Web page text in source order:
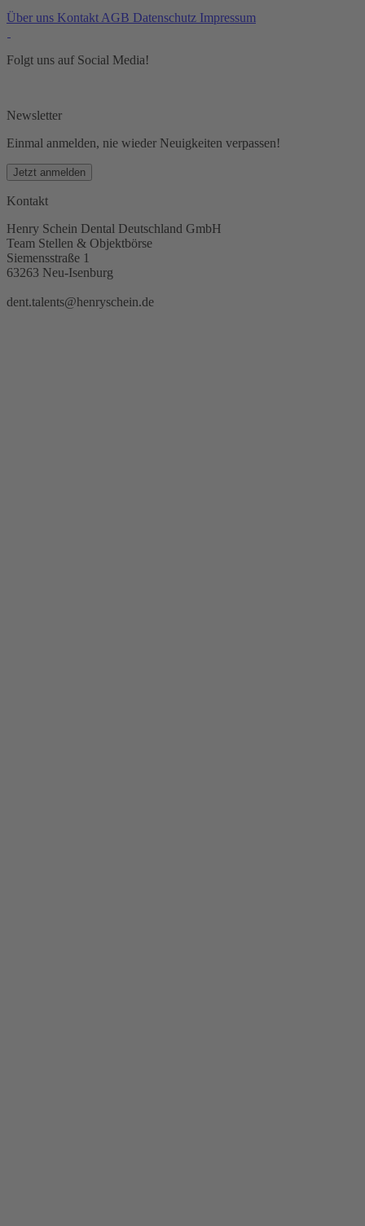
Über uns Kontakt AGB Datenschutz Impressum
Folgt uns auf Social Media!
Newsletter
Einmal anmelden, nie wieder Neuigkeiten verpassen!
Jetzt anmelden
Kontakt
Henry Schein Dental Deutschland GmbH
Team Stellen & Objektbörse
Siemensstraße 1
63263 Neu-Isenburg
dent.talents@henryschein.de